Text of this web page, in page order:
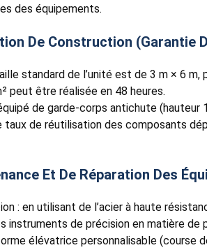
des équipements.
De Construction (garantie
standard de l’unité est de 3 m × 6
peut être réalisée en 48 heures.
de garde-corps antichute
taux de réutilisation des composants
Et De Réparation Des
: en utilisant de l’acier à haute
instruments de précision en matière de
élévatrice personnalisable (course